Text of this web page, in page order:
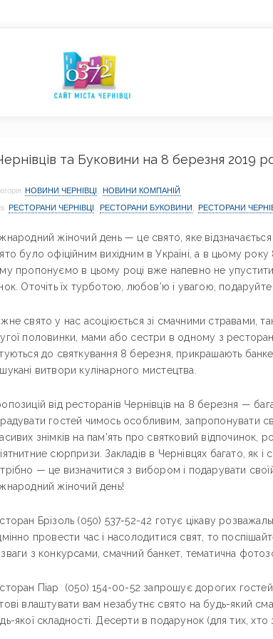
та Буковини на 8 березня 2019
НОВИНИ ЧЕРНІВЦІ НОВИНИ КОМПАНІЙ
РЕСТОРАНИ ЧЕРНІВЦІ РЕСТОРАНИ БУКОВИНИ РЕСТОРАНИ
жіночий день — це свято, яке
було офіційним вихідним в Україні, а в цьому
пропонуємо в цьому році вже напевно не
Оточіть їх турботою, любов’ю і увагою,
свято у нас асоціюється зі смачними стравами,
половинки, мами або сестри в одному з
до святкування 8 березня, прикрашають
витвори кулінарного мистецтва.
від ресторанів Чернівців на 8 березня —
гостей чимось особливим, запропонувати
знімків на пам’ять про святковий відпочинок,
сюрпризи. Закладів в Чернівцях багато, як
— це визначитися з вибором і подарувати
жіночий день!
Брізоль (050) 537-52-42 готує цікаву
провести час і насолодитися свят, то
з конкурсами, смачний банкет, тематична
Піар (050) 154-00-52 запрошує дорогих
влаштувати вам незабутнє свято на будь-який
якої складності. Десерти в подарунок (для тих,